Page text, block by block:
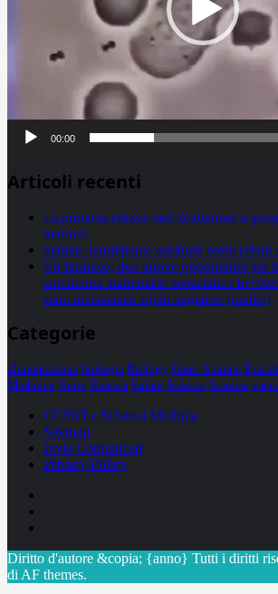
00:00
Articoli recenti
La proteina chiave dell’Alzheimer si
neuroni
Statine: inutilmente attribuiti molti effetti
Un farmaco, due nuove opportunità per
carcinoma mammario metastatico hr+/
seno metastatico triplo negativo (mtnbc)
Categorie
alimentazione biologia Biology Com. Stampa Epatiti
Medicina News Ricerca Salute Science Scienza
CCSVI e Sclerosi Multipla
Sitemap
Invia Comunicati
Privacy Policy
Diritto d'autore &copia; {anno} Tutti i diritti
di AF themes.